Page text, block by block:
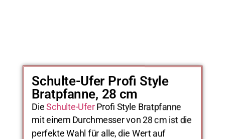
Schulte-Ufer Profi Style
Bratpfanne, 28 cm
Die Schulte-UferProfi Style Bratpfanne
mit einem Durchmesser von 28 cm ist die
perfekte Wahl für alle, die Wert auf